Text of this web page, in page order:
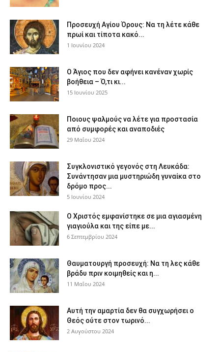
Προσευχή Αγίου Όρους: Να τη λέτε κάθε
πρωί και τίποτα κακό...
1 Ιουνίου 2024
Ο Άγιος που δεν αφήνει κανέναν χωρίς
βοήθεια – Ό,τι κι...
15 Ιουνίου 2025
Ποιους ψαλμούς να λέτε για προστασία
από συμφορές και αναποδιές
29 Μαΐου 2024
Συγκλονιστικό γεγονός στη Λευκάδα:
Συνάντησαν μια μυστηριώδη γυναίκα στο
δρόμο προς...
5 Ιουνίου 2024
Ο Χριστός εμφανίστηκε σε μια αγιασμένη
γιαγιούλα και της είπε με...
6 Σεπτεμβρίου 2024
Θαυματουργή προσευχή: Να τη λες κάθε
βράδυ πριν κοιμηθείς και η...
11 Μαΐου 2024
Αυτή την αμαρτία δεν θα συγχωρήσει ο
Θεός ούτε στον τωρινό...
2 Αυγούστου 2024